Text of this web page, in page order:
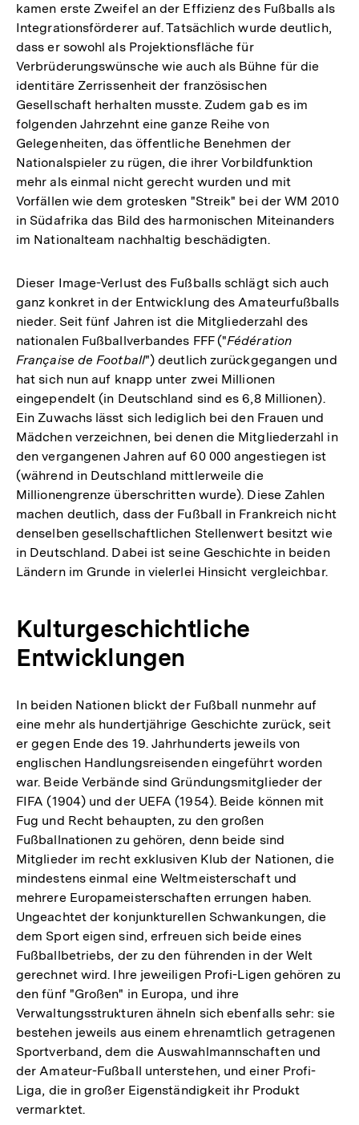
kamen erste Zweifel an der Effizienz des Fußballs als
Integrationsförderer auf. Tatsächlich wurde deutlich,
dass er sowohl als Projektionsfläche für
Verbrüderungswünsche wie auch als Bühne für die
identitäre Zerrissenheit der französischen
Gesellschaft herhalten musste. Zudem gab es im
folgenden Jahrzehnt eine ganze Reihe von
Gelegenheiten, das öffentliche Benehmen der
Nationalspieler zu rügen, die ihrer Vorbildfunktion
mehr als einmal nicht gerecht wurden und mit
Vorfällen wie dem grotesken "Streik" bei der WM 2010
in Südafrika das Bild des harmonischen Miteinanders
im Nationalteam nachhaltig beschädigten.
Dieser Image-Verlust des Fußballs schlägt sich auch
ganz konkret in der Entwicklung des Amateurfußballs
nieder. Seit fünf Jahren ist die Mitgliederzahl des
nationalen Fußballverbandes FFF ("Fédération
Française de Football") deutlich zurückgegangen und
hat sich nun auf knapp unter zwei Millionen
eingependelt (in Deutschland sind es 6,8 Millionen).
Ein Zuwachs lässt sich lediglich bei den Frauen und
Mädchen verzeichnen, bei denen die Mitgliederzahl in
den vergangenen Jahren auf 60 000 angestiegen ist
(während in Deutschland mittlerweile die
Millionengrenze überschritten wurde). Diese Zahlen
machen deutlich, dass der Fußball in Frankreich nicht
denselben gesellschaftlichen Stellenwert besitzt wie
in Deutschland. Dabei ist seine Geschichte in beiden
Ländern im Grunde in vielerlei Hinsicht vergleichbar.
Kulturgeschichtliche
Entwicklungen
In beiden Nationen blickt der Fußball nunmehr auf
eine mehr als hundertjährige Geschichte zurück, seit
er gegen Ende des 19. Jahrhunderts jeweils von
englischen Handlungsreisenden eingeführt worden
war. Beide Verbände sind Gründungsmitglieder der
FIFA (1904) und der UEFA (1954). Beide können mit
Fug und Recht behaupten, zu den großen
Fußballnationen zu gehören, denn beide sind
Mitglieder im recht exklusiven Klub der Nationen, die
mindestens einmal eine Weltmeisterschaft und
mehrere Europameisterschaften errungen haben.
Ungeachtet der konjunkturellen Schwankungen, die
dem Sport eigen sind, erfreuen sich beide eines
Fußballbetriebs, der zu den führenden in der Welt
gerechnet wird. Ihre jeweiligen Profi-Ligen gehören zu
den fünf "Großen" in Europa, und ihre
Verwaltungsstrukturen ähneln sich ebenfalls sehr: sie
bestehen jeweils aus einem ehrenamtlich getragenen
Sportverband, dem die Auswahlmannschaften und
der Amateur-Fußball unterstehen, und einer Profi-
Liga, die in großer Eigenständigkeit ihr Produkt
vermarktet.